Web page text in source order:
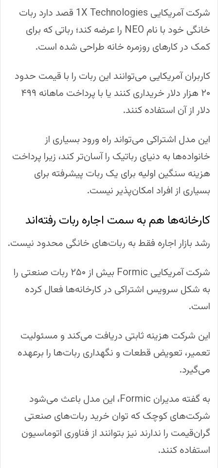
شرکت آمریکایی 1X Technologies قصد دارد ربات
خانگی خود با نام NEO را عرضه کند؛ رباتی که برای
کمک در کارهای روزمره خانه طراحی شده است.
کاربران آمریکایی می‌توانند این ربات را با قیمت حدود
۲۰ هزار دلار خریداری کنند یا با پرداخت ماهانه ۴۹۹
دلار از آن استفاده کنند.
این مدل اشتراکی می‌تواند راه ورود بسیاری از
خانواده‌ها به دنیای رباتیک را آسان‌تر کند، زیرا پرداخت
هزینه سنگین اولیه برای یک ربات پیشرفته برای
بسیاری از افراد امکان‌پذیر نیست.
کارخانه‌ها هم به سمت اجاره ربات رفته‌اند
رشد بازار اجاره فقط به ربات‌های خانگی محدود نیست.
شرکت آمریکایی Formic بیش از ۲۵۰ ربات صنعتی را
به شکل سرویس اشتراکی در کارخانه‌ها فعال کرده
است.
این شرکت هزینه ثابتی دریافت می‌کند و مسئولیت
تعمیر، تعویض قطعات و نگهداری ربات‌ها را برعهده
می‌گیرد.
به گفته مدیران Formic، این مدل باعث می‌شود
شرکت‌های کوچک که توان خرید ربات‌های صنعتی
گران‌قیمت را ندارند نیز بتوانند از فناوری اتوماسیون
استفاده کنند.